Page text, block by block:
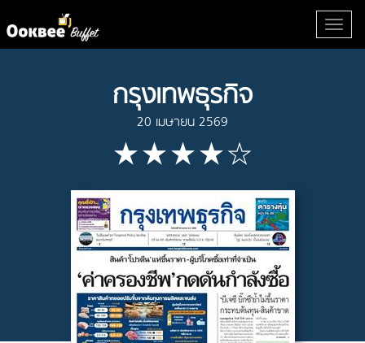
กรุงเทพธุรกิจ
20 เมษายน 2569